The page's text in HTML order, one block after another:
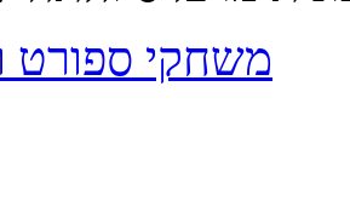
משחקי ספורט